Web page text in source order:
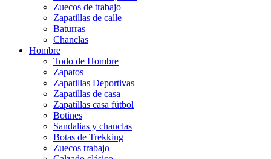
Zuecos de trabajo
Zapatillas de calle
Baturras
Chanclas
Hombre
Todo de Hombre
Zapatos
Zapatillas Deportivas
Zapatillas de casa
Zapatillas casa fútbol
Botines
Sandalias y chanclas
Botas de Trekking
Zuecos trabajo